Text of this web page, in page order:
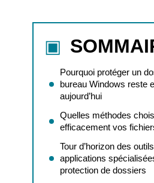
Pourquoi protéger un
bureau Windows reste
aujourd’hui
Quelles méthodes
efficacement vos
Tour d’horizon des
applications
protection de dossiers